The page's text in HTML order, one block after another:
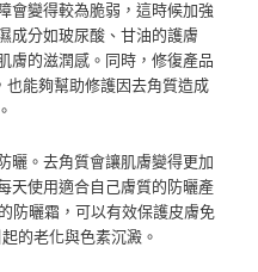
會變得較為脆弱，這時候加強
成分如玻尿酸、甘油的護膚
膚的滋潤感。同時，修復產品
能夠幫助修護因去角質造成
曬。去角質會讓肌膚變得更加
天使用適合自己膚質的防曬產
防曬霜，可以有效保護皮膚免
的老化與色素沉澱。